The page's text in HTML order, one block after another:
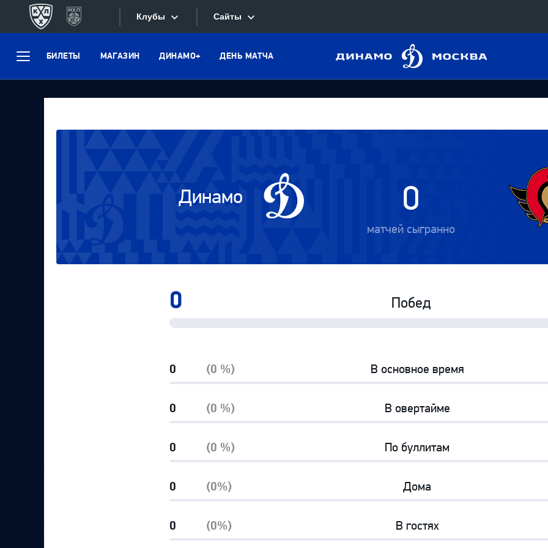
Клубы
Конференция «Запад»
ЦСКА
Конференция «Восток»
Дивизион Чернышева
Салават Юлаев
Сайты
Интернет-магазин
БИЛЕТЫ МАГАЗИН ДИНАМО+ ДЕНЬ МАТЧА
Динамо
Динамо 0
матчей сыгранно
0 Побед
0%
0%
0 (0 %) В основное время
0%
0%
0
(0 %) В овертайме
0%
0%
0
(0 %) По буллитам
0%
0%
0
(0%) Дома
0%
0%
0
(0%) В гостях
0%
0%